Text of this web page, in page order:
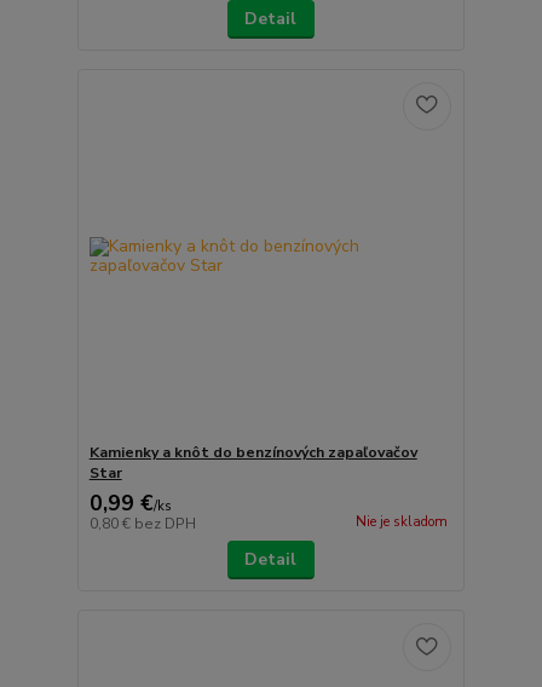
Detail
Kamienky a knôt do benzínových zapaľovačov
Star
0,99 €/ks
0,80 € bez DPH Nie je skladom
Detail